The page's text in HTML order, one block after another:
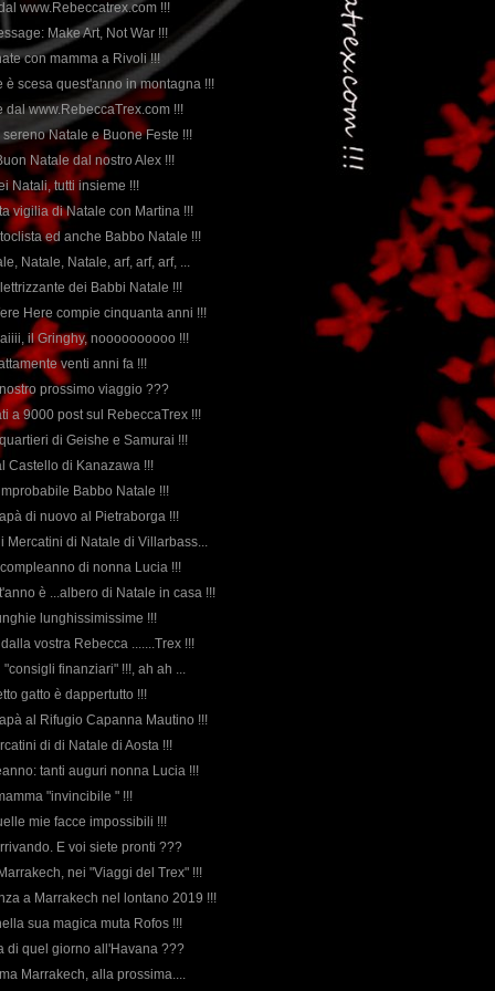
www.Rebeccatrex.com !!!
Make Art, Not War !!!
con mamma a Rivoli !!!
è scesa quest'anno in montagna !!!
dal www.RebeccaTrex.com !!!
sereno Natale e Buone Feste !!!
Natale dal nostro Alex !!!
Natali, tutti insieme !!!
vigilia di Natale con Martina !!!
ed anche Babbo Natale !!!
Natale, Natale, arf, arf, arf, ...
dei Babbi Natale !!!
Here compie cinquanta anni !!!
il Gringhy, noooooooooo !!!
venti anni fa !!!
prossimo viaggio ???
a 9000 post sul RebeccaTrex !!!
di Geishe e Samurai !!!
Castello di Kanazawa !!!
Babbo Natale !!!
di nuovo al Pietraborga !!!
Mercatini di Natale di Villarbass...
di nonna Lucia !!!
è ...albero di Natale in casa !!!
lunghissimissime !!!
vostra Rebecca .......Trex !!!
"consigli finanziari" !!!, ah ah ...
gatto è dappertutto !!!
al Rifugio Capanna Mautino !!!
di di Natale di Aosta !!!
tanti auguri nonna Lucia !!!
"invincibile " !!!
mie facce impossibili !!!
E voi siete pronti ???
nei "Viaggi del Trex" !!!
a Marrakech nel lontano 2019 !!!
sua magica muta Rofos !!!
di quel giorno all'Havana ???
Marrakech, alla prossima....